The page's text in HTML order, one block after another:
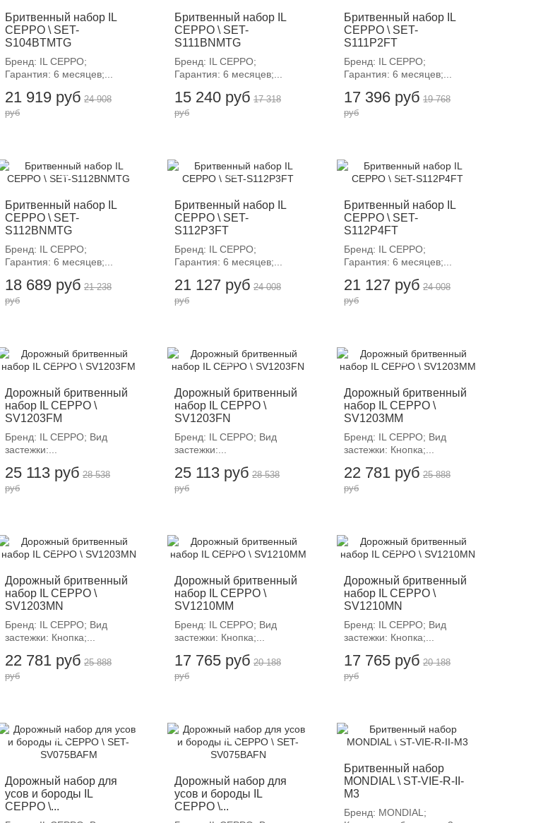
Бритвенный набор IL
CEPPO \ SET-
S104BTMTG
Бренд: IL CEPPO;
Гарантия: 6 месяцев;...
21 919 руб 24 908
руб
Бритвенный набор IL
CEPPO \ SET-
S111BNMTG
Бренд: IL CEPPO;
Гарантия: 6 месяцев;...
15 240 руб 17 318
руб
Бритвенный набор IL
CEPPO \ SET-
S111P2FT
Бренд: IL CEPPO;
Гарантия: 6 месяцев;...
17 396 руб 19 768
руб
Бритвенный набор IL
CEPPO \ SET-
S112BNMTG
Бренд: IL CEPPO;
Гарантия: 6 месяцев;...
18 689 руб
-12%
21 238
руб
Бритвенный набор IL
CEPPO \ SET-
S112P3FT
Бренд: IL CEPPO;
Гарантия: 6 месяцев;...
21 127 руб
-12%
24 008
руб
Бритвенный набор IL
CEPPO \ SET-
S112P4FT
Бренд: IL CEPPO;
Гарантия: 6 месяцев;...
21 127 руб
-12%
24 008
руб
Дорожный бритвенный
набор IL CEPPO \
SV1203FM
Бренд: IL CEPPO; Вид
застежки:...
25 113 руб
-12%
28 538
руб
Дорожный бритвенный
набор IL CEPPO \
SV1203FN
Бренд: IL CEPPO; Вид
застежки:...
25 113 руб
-12%
28 538
руб
Дорожный бритвенный
набор IL CEPPO \
SV1203MM
Бренд: IL CEPPO; Вид
застежки: Кнопка;...
22 781 руб
-12%
25 888
руб
Дорожный бритвенный
набор IL CEPPO \
SV1203MN
Бренд: IL CEPPO; Вид
застежки: Кнопка;...
22 781 руб
-12%
25 888
руб
Дорожный бритвенный
набор IL CEPPO \
SV1210MM
Бренд: IL CEPPO; Вид
застежки: Кнопка;...
17 765 руб
-12%
20 188
руб
Дорожный бритвенный
набор IL CEPPO \
SV1210MN
Бренд: IL CEPPO; Вид
застежки: Кнопка;...
17 765 руб
-12%
20 188
руб
Дорожный набор для
усов и бороды IL
CEPPO \...
-12%
Дорожный набор для
усов и бороды IL
CEPPO \...
-12%
Бритвенный набор
MONDIAL \ ST-VIE-R-II-
M3
Бренд: MONDIAL;
-12%